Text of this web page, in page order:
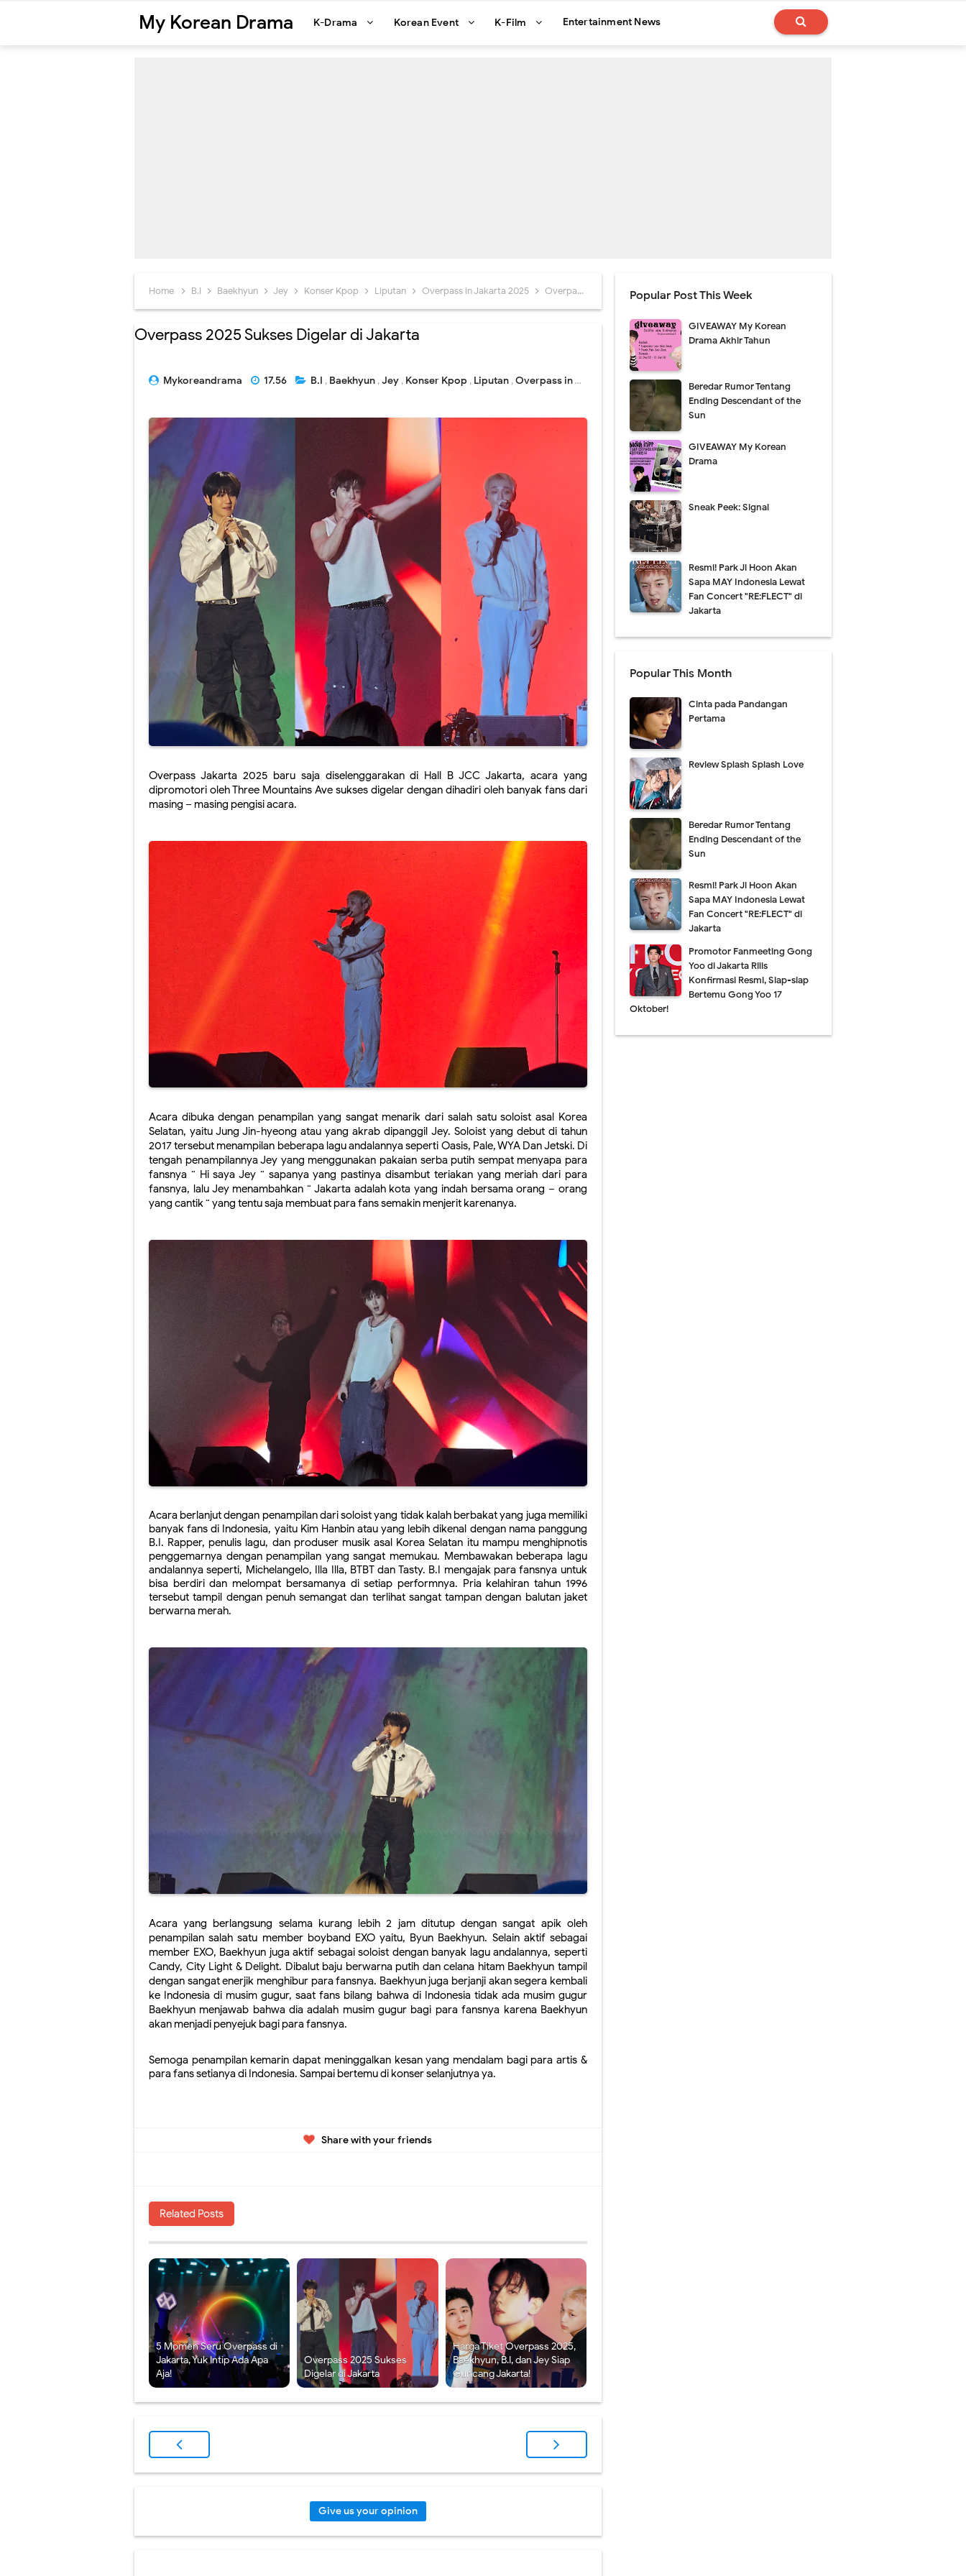
My Korean Drama K-Drama Korean Event K-Film Entertainment News
Home B.I Baekhyun Jey Konser Kpop Liputan Overpass in Jakarta 2025 Overpass 2025 Sukses Digelar di Jakarta
Overpass 2025 Sukses Digelar di Jakarta
Mykoreandrama 17.56 B.I , Baekhyun ,Jey , Konser Kpop , Liputan ,Overpass in Jakarta 2025 Comment
Overpass Jakarta 2025 baru saja diselenggarakan di Hall B JCC Jakarta, acara yang
dipromotori oleh Three Mountains Ave sukses digelar dengan dihadiri oleh banyak fans dari
masing – masing pengisi acara.
Acara dibuka dengan penampilan yang sangat menarik dari salah satu soloist asal Korea
Selatan, yaitu Jung Jin-hyeong atau yang akrab dipanggil Jey. Soloist yang debut di tahun
2017 tersebut menampilan beberapa lagu andalannya seperti Oasis, Pale, WYA Dan Jetski. Di
tengah penampilannya Jey yang menggunakan pakaian serba putih sempat menyapa para
fansnya “ Hi saya Jey “ sapanya yang pastinya disambut teriakan yang meriah dari para
fansnya, lalu Jey menambahkan “ Jakarta adalah kota yang indah bersama orang – orang
yang cantik “ yang tentu saja membuat para fans semakin menjerit karenanya.
Acara berlanjut dengan penampilan dari soloist yang tidak kalah berbakat yang juga memiliki
banyak fans di Indonesia, yaitu Kim Hanbin atau yang lebih dikenal dengan nama panggung
B.I. Rapper, penulis lagu, dan produser musik asal Korea Selatan itu mampu menghipnotis
penggemarnya dengan penampilan yang sangat memukau. Membawakan beberapa lagu
andalannya seperti, Michelangelo, Illa Illa, BTBT dan Tasty. B.I mengajak para fansnya untuk
bisa berdiri dan melompat bersamanya di setiap performnya. Pria kelahiran tahun 1996
tersebut tampil dengan penuh semangat dan terlihat sangat tampan dengan balutan jaket
berwarna merah.
Acara yang berlangsung selama kurang lebih 2 jam ditutup dengan sangat apik oleh
penampilan salah satu member boyband EXO yaitu, Byun Baekhyun. Selain aktif sebagai
member EXO, Baekhyun juga aktif sebagai soloist dengan banyak lagu andalannya, seperti
Candy, City Light & Delight. Dibalut baju berwarna putih dan celana hitam Baekhyun tampil
dengan sangat enerjik menghibur para fansnya. Baekhyun juga berjanji akan segera kembali
ke Indonesia di musim gugur, saat fans bilang bahwa di Indonesia tidak ada musim gugur
Baekhyun menjawab bahwa dia adalah musim gugur bagi para fansnya karena Baekhyun
akan menjadi penyejuk bagi para fansnya.
Semoga penampilan kemarin dapat meninggalkan kesan yang mendalam bagi para artis &
para fans setianya di Indonesia. Sampai bertemu di konser selanjutnya ya.
Share with your friends
Related Posts
5 Momen Seru Overpass di
Jakarta, Yuk Intip Ada Apa
Aja!
Overpass 2025 Sukses
Digelar di Jakarta
Harga Tiket Overpass 2025,
Baekhyun, B.I, dan Jey Siap
Guncang Jakarta!
Give us your opinion
Popular Post This Week
GIVEAWAY My Korean
Drama Akhir Tahun
Beredar Rumor Tentang
Ending Descendant of the
Sun
GIVEAWAY My Korean
Drama
Sneak Peek: Signal
Resmi! Park Ji Hoon Akan
Sapa MAY Indonesia Lewat
Fan Concert "RE:FLECT" di
Jakarta
Popular This Month
Cinta pada Pandangan
Pertama
Review Splash Splash Love
Beredar Rumor Tentang
Ending Descendant of the
Sun
Resmi! Park Ji Hoon Akan
Sapa MAY Indonesia Lewat
Fan Concert "RE:FLECT" di
Jakarta
Promotor Fanmeeting Gong
Yoo di Jakarta Rilis
Konfirmasi Resmi, Siap-siap
Bertemu Gong Yoo 17
Oktober!